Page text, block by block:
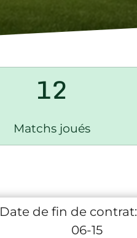
12
Matchs joués
Date de fin de contrat:
06-15